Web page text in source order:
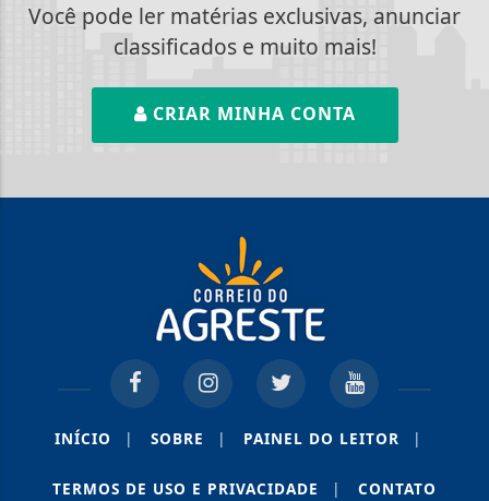
Você pode ler matérias exclusivas, anunciar
classificados e muito mais!
CRIAR MINHA CONTA
INÍCIO | SOBRE | PAINEL DO LEITOR |
TERMOS DE USO E PRIVACIDADE | CONTATO